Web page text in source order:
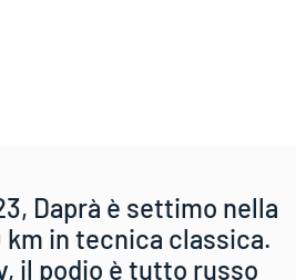
Daprà è settimo nella
in tecnica classica.
il podio è tutto russo